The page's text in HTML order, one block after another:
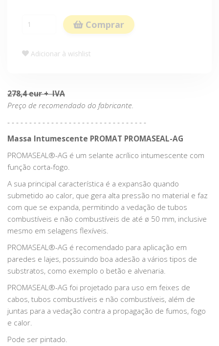
Comprar
Adicionar à wishlist
278,4 eur + IVA
Preço de recomendado do fabricante.
- - - - - - - - - - - - - - - - - - - - - - - - - - - - - - - -
Massa Intumescente PROMAT PROMASEAL-AG
PROMASEAL®-AG é um selante acrílico intumescente com
função corta-fogo.
A sua principal característica é a expansão quando
submetido ao calor, que gera alta pressão no material e faz
com que se expanda, permitindo a vedação de tubos
combustíveis e não combustíveis de até ø 50 mm, inclusive
mesmo em selagens flexíveis.
PROMASEAL®-AG é recomendado para aplicação em
paredes e lajes, possuindo boa adesão a vários tipos de
substratos, como exemplo o betão e alvenaria.
PROMASEAL®-AG foi projetado para uso em feixes de
cabos, tubos combustíveis e não combustíveis, além de
juntas para a vedação contra a propagação de fumos, fogo
e calor.
Pode ser pintado.